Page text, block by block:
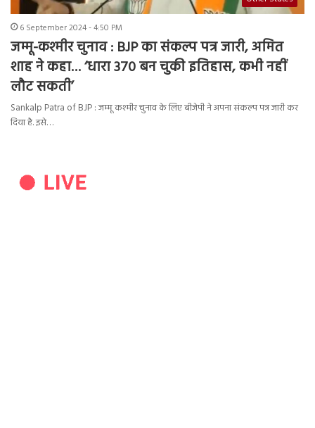
6 September 2024 - 4:50 PM
जम्मू-कश्मीर चुनाव : BJP का संकल्प पत्र जारी, अमित
शाह ने कहा… ‘धारा 370 बन चुकी इतिहास, कभी नहीं
लौट सकती’
Sankalp Patra of BJP : जम्मू कश्मीर चुनाव के लिए बीजेपी ने अपना संकल्प पत्र जारी कर
दिया है. इसे…